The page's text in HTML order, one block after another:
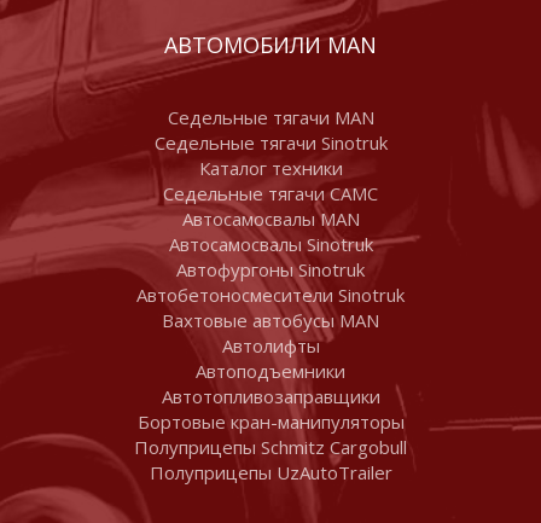
АВТОМОБИЛИ MAN
Седельные тягачи MAN
Седельные тягачи Sinotruk
Каталог техники
Седельные тягачи CAMC
Автосамосвалы MAN
Автосамосвалы Sinotruk
Автофургоны Sinotruk
Автобетоносмесители Sinotruk
Вахтовые автобусы MAN
Автолифты
Автоподъемники
Автотопливозаправщики
Бортовые кран-манипуляторы
Полуприцепы Schmitz Cargobull
Полуприцепы UzAutoTrailer